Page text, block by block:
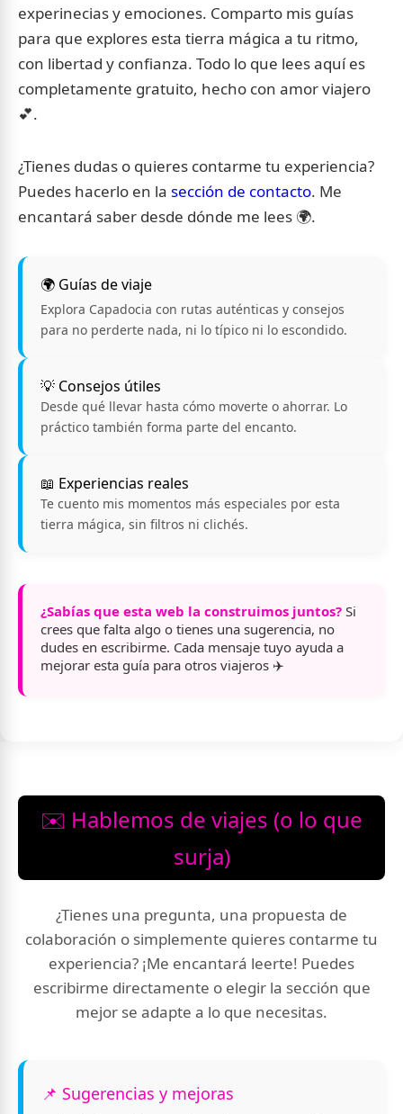
experinecias y emociones. Comparto mis guías
para que explores esta tierra mágica a tu ritmo,
con libertad y confianza. Todo lo que lees aquí es
completamente gratuito, hecho con amor viajero
💕.
¿Tienes dudas o quieres contarme tu experiencia?
Puedes hacerlo en la sección de contacto. Me
encantará saber desde dónde me lees 🌍.
🌍 Guías de viaje
Explora Capadocia con rutas auténticas y consejos
para no perderte nada, ni lo típico ni lo escondido.
💡 Consejos útiles
Desde qué llevar hasta cómo moverte o ahorrar. Lo
práctico también forma parte del encanto.
📖 Experiencias reales
Te cuento mis momentos más especiales por esta
tierra mágica, sin filtros ni clichés.
¿Sabías que esta web la construimos juntos? Si
crees que falta algo o tienes una sugerencia, no
dudes en escribirme. Cada mensaje tuyo ayuda a
mejorar esta guía para otros viajeros ✈️
✉️ Hablemos de viajes (o lo que
surja)
¿Tienes una pregunta, una propuesta de
colaboración o simplemente quieres contarme tu
experiencia? ¡Me encantará leerte! Puedes
escribirme directamente o elegir la sección que
mejor se adapte a lo que necesitas.
📌 Sugerencias y mejoras